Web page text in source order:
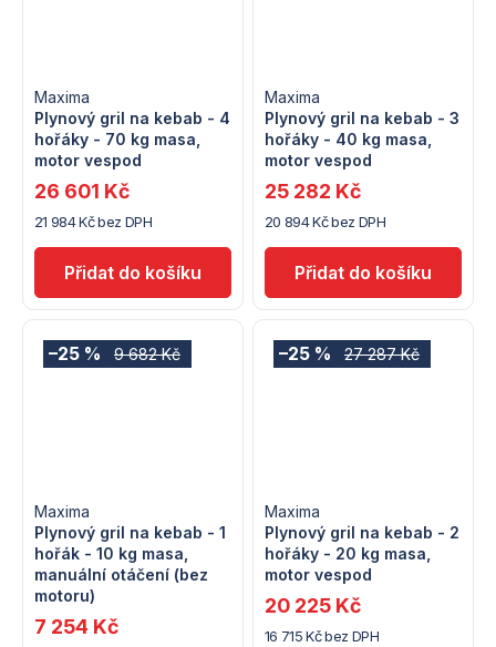
Plynový gril na kebab - 4
hořáky - 70 kg masa,
motor vespod
Maxima
21 984 Kč bez DPH
26 601 Kč
Plynový gril na kebab - 3
hořáky - 40 kg masa,
motor vespod
Maxima
20 894 Kč bez DPH
25 282 Kč
9 682 Kč
–25 %
Plynový gril na kebab - 1
hořák - 10 kg masa,
manuální otáčení (bez
motoru)
Maxima
7 254 Kč
27 287 Kč
–25 %
Plynový gril na kebab - 2
hořáky - 20 kg masa,
motor vespod
Maxima
16 715 Kč bez DPH
20 225 Kč